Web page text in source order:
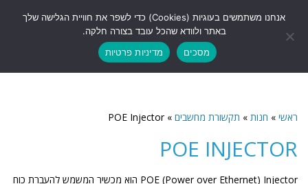
תפריט
ראשי » חנות » תקשורת מחשבים »
POE Injector
POE INJECTOR
POE (Power over Ethernet) Injector הוא מכשיר המשמש להעברת כוח
אנחנו משתמשים בעוגיות (Cookies) כדי לשפר את חוויית הגלישה שלך
באתר ולוודא שהכל עובד בצורה חלקה.
מסכים
מדיניות פרטיות